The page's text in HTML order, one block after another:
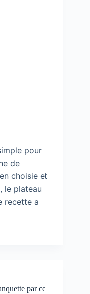
pour
de
choisie et
le plateau
recette a
par ce